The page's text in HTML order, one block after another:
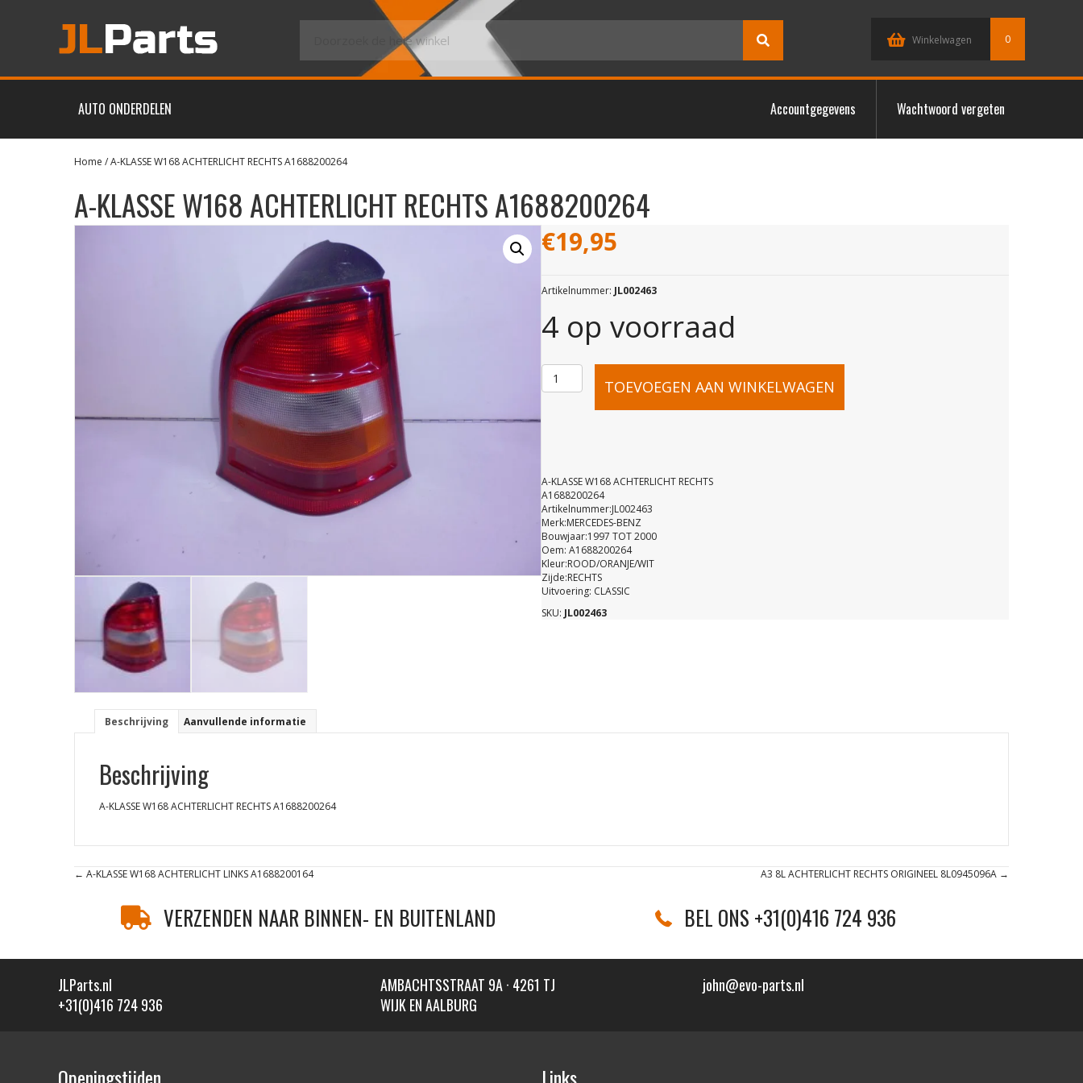
Winkelwagen 0
AUTO ONDERDELEN Accountgegevens Wachtwoord vergeten
Home / A-KLASSE W168 ACHTERLICHT RECHTS A1688200264
A-KLASSE W168 ACHTERLICHT RECHTS A1688200264
€19,95
Artikelnummer: JL002463
4 op voorraad
A-
W168
ACHTERLICHT
RECHTS
A1688200264
TOEVOEGEN AAN WINKELWAGEN
A-KLASSE W168 ACHTERLICHT RECHTS
A1688200264
Artikelnummer:JL002463
Merk:MERCEDES-BENZ
Bouwjaar:1997 TOT 2000
Oem: A1688200264
Kleur:ROOD/ORANJE/WIT
Zijde:RECHTS
Uitvoering: CLASSIC
SKU: JL002463
Beschrijving Aanvullende informatie
Beschrijving
A-KLASSE W168 ACHTERLICHT RECHTS A1688200264
Posts
navigation
← A-KLASSE W168 ACHTERLICHT LINKS A1688200164 A3 8L ACHTERLICHT RECHTS ORIGINEEL 8L0945096A →
VERZENDEN NAAR BINNEN- EN BUITENLAND BEL ONS +31(0)416 724 936
JLParts.nl
+31(0)416 724 936
AMBACHTSSTRAAT 9A · 4261 TJ
WIJK EN AALBURG
john@evo-parts.nl
Openingstijden Links